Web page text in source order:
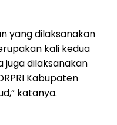
yang dilaksanakan
kali kedua
juga dilaksanakan
Kabupaten
katanya.